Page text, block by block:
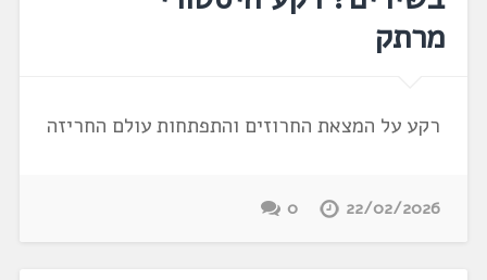
מרתק
רקע על המצאת החרוזים והתפתחות עולם החריזה
22/02/2026
0